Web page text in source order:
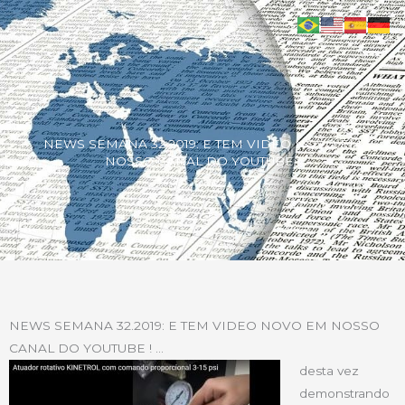
NEWS SEMANA 32.2019: E TEM VIDEO NOVO EM
NOSSO CANAL DO YOUTUBE !
NEWS SEMANA 32.2019: E TEM VIDEO NOVO EM NOSSO
CANAL DO YOUTUBE ! …
desta vez
demonstrando